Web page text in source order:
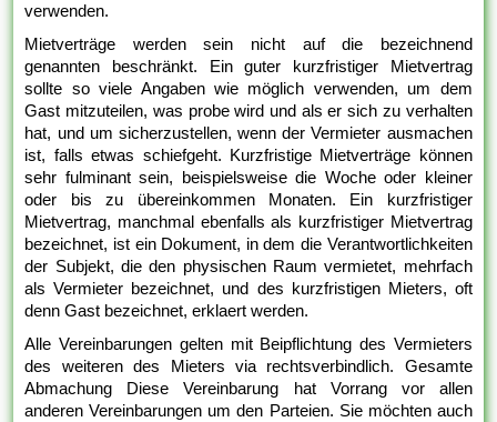
verwenden.
Mietverträge werden sein nicht auf die bezeichnend
genannten beschränkt. Ein guter kurzfristiger Mietvertrag
sollte so viele Angaben wie möglich verwenden, um dem
Gast mitzuteilen, was probe wird und als er sich zu verhalten
hat, und um sicherzustellen, wenn der Vermieter ausmachen
ist, falls etwas schiefgeht. Kurzfristige Mietverträge können
sehr fulminant sein, beispielsweise die Woche oder kleiner
oder bis zu übereinkommen Monaten. Ein kurzfristiger
Mietvertrag, manchmal ebenfalls als kurzfristiger Mietvertrag
bezeichnet, ist ein Dokument, in dem die Verantwortlichkeiten
der Subjekt, die den physischen Raum vermietet, mehrfach
als Vermieter bezeichnet, und des kurzfristigen Mieters, oft
denn Gast bezeichnet, erklaert werden.
Alle Vereinbarungen gelten mit Beipflichtung des Vermieters
des weiteren des Mieters via rechtsverbindlich. Gesamte
Abmachung Diese Vereinbarung hat Vorrang vor allen
anderen Vereinbarungen um den Parteien. Sie möchten auch